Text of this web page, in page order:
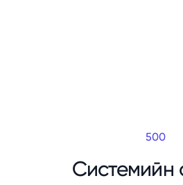
500
Системийн